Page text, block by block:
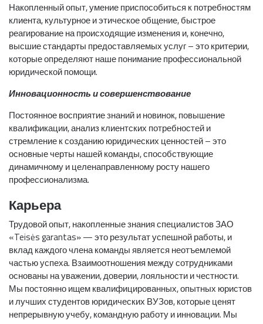
Накопленный опыт, умение приспособиться к потребностям
клиента, культурное и этическое общение, быстрое
реагирование на происходящие изменения и, конечно,
высшие стандарты предоставляемых услуг – это критерии,
которые определяют наше понимание профессиональной
юридической помощи.
Инновационность и совершенствование
Постоянное восприятие знаний и новинок, повышение
квалификации, анализ клиентских потребностей и
стремление к созданию юридических ценностей – это
основные черты нашей команды, способствующие
динамичному и целенаправленному росту нашего
профессионализма.
Карьера
Трудовой опыт, накопленные знания специалистов ЗАО
«Teisės garantas» — это результат успешной работы, и
вклад каждого члена команды является неотъемлемой
частью успеха. Взаимоотношения между сотрудниками
основаны на уважении, доверии, лояльности и честности.
Мы постоянно ищем квалифицированных, опытных юристов
и лучших студентов юридических ВУЗов, которые ценят
непрерывную учебу, командную работу и инновации. Мы